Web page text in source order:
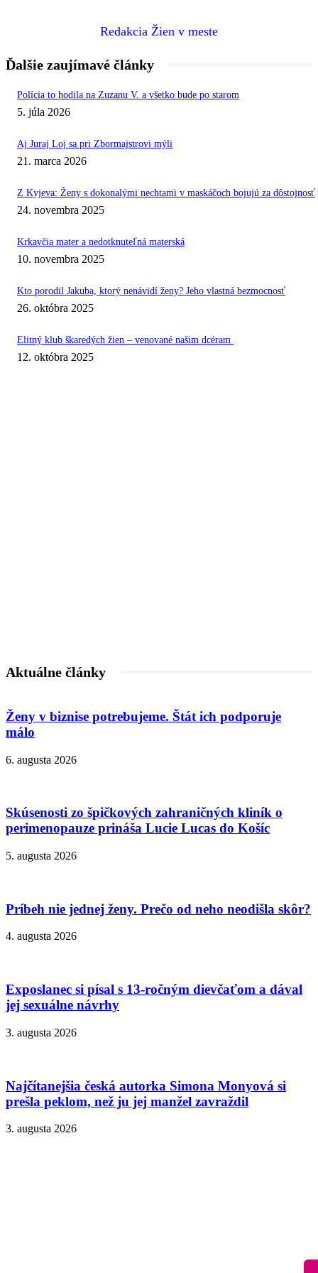
Redakcia Žien v meste
Ďalšie zaujímavé články
Polícia to hodila na Zuzanu V. a všetko bude po starom
5. júla 2026
Aj Juraj Loj sa pri Zbormajstrovi mýli
21. marca 2026
Z Kyjeva: Ženy s dokonalými nechtami v maskáčoch bojujú za dôstojnosť
24. novembra 2025
Krkavčia mater a nedotknuteľná materská
10. novembra 2025
Kto porodil Jakuba, ktorý nenávidí ženy? Jeho vlastná bezmocnosť
26. októbra 2025
Elitný klub škaredých žien – venované našim dcéram
12. októbra 2025
Aktuálne články
Ženy v biznise potrebujeme. Štát ich podporuje
málo
6. augusta 2026
Skúsenosti zo špičkových zahraničných kliník o
perimenopauze prináša Lucie Lucas do Košíc
5. augusta 2026
Príbeh nie jednej ženy. Prečo od neho neodišla skôr?
4. augusta 2026
Exposlanec si písal s 13-ročným dievčaťom a dával
jej sexuálne návrhy
3. augusta 2026
Najčítanejšia česká autorka Simona Monyová si
prešla peklom, než ju jej manžel zavraždil
3. augusta 2026